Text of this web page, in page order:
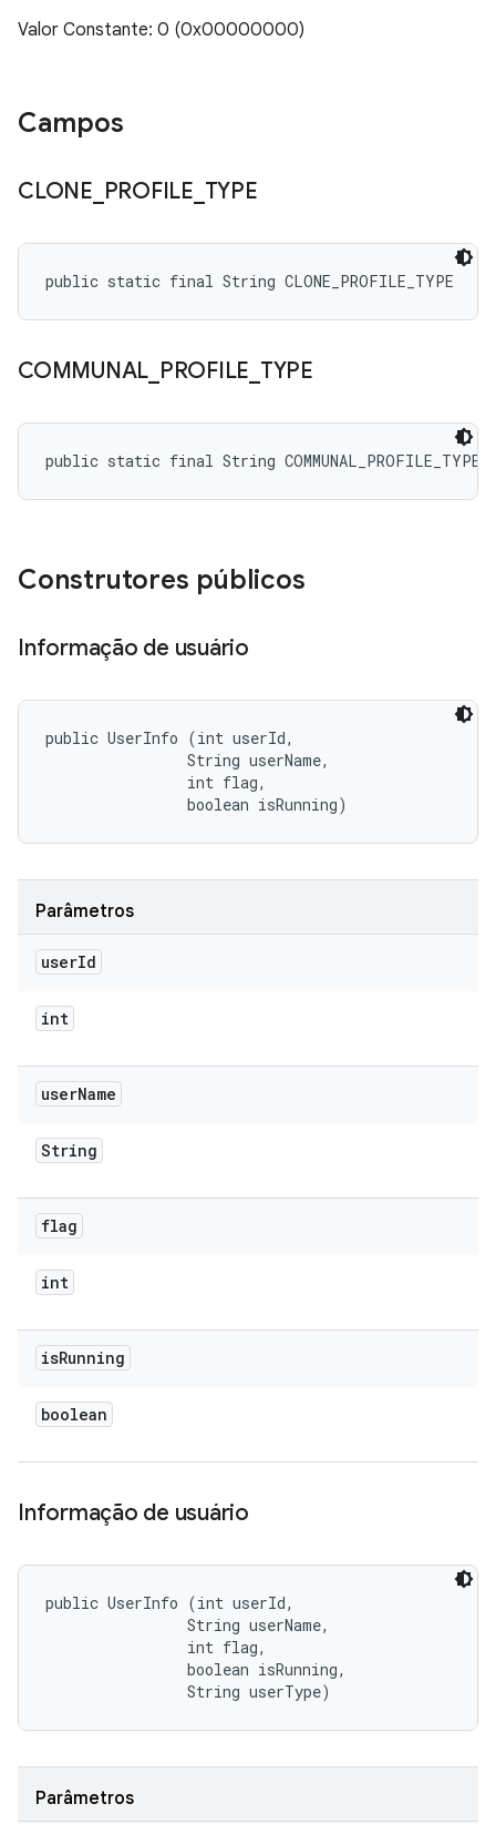
Valor Constante: 0 (0x00000000)
Campos
CLONE PROFILE TYPE
public static final String CLONE_PROFILE_TYPE
COMMUNAL PROFILE TYPE
public static final String COMMUNAL_PROFILE_TYPE
Construtores públicos
Informação de usuário
public UserInfo (int userId,
                String userName,
                int flag,
                boolean isRunning)
Parâmetros
userId
int
userName
String
flag
int
isRunning
boolean
Informação de usuário
public UserInfo (int userId,
                String userName,
                int flag,
                boolean isRunning,
                String userType)
Parâmetros